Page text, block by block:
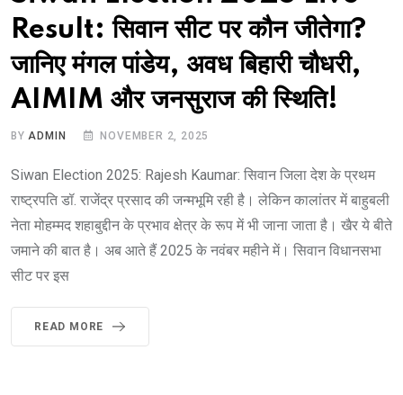
Result: सिवान सीट पर कौन जीतेगा?
जानिए मंगल पांडेय, अवध बिहारी चौधरी,
AIMIM और जनसुराज की स्थिति!
BYADMIN NOVEMBER 2, 2025
Siwan Election 2025: Rajesh Kaumar: सिवान जिला देश के प्रथम
राष्ट्रपति डॉ. राजेंद्र प्रसाद की जन्मभूमि रही है। लेकिन कालांतर में बाहुबली
नेता मोहम्मद शहाबुद्दीन के प्रभाव क्षेत्र के रूप में भी जाना जाता है। खैर ये बीते
जमाने की बात है। अब आते हैं 2025 के नवंबर महीने में। सिवान विधानसभा
सीट पर इस
READ MORE